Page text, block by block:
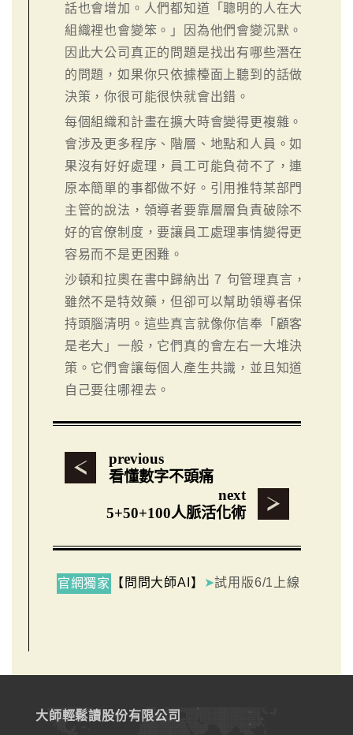
話也會增加。人們都知道「聰明的人在大
組織裡也會變笨。」因為他們會變沉默。
因此大公司真正的問題是找出有哪些潛在
的問題，如果你只依據檯面上聽到的話做
決策，你很可能很快就會出錯。
每個組織和計畫在擴大時會變得更複雜。
會涉及更多程序、階層、地點和人員。如
果沒有好好處理，員工可能負荷不了，連
原本簡單的事都做不好。引用推特某部門
主管的說法，領導者要靠層層負責破除不
好的官僚制度，要讓員工處理事情變得更
容易而不是更困難。
沙頓和拉奧在書中歸納出 7 句管理真言，
雖然不是特效藥，但卻可以幫助領導者保
持頭腦清明。這些真言就像你信奉「顧客
是老大」一般，它們真的會左右一大堆決
策。它們會讓每個人產生共識，並且知道
自己要往哪裡去。
previous
看懂數字不頭痛
next
5+50+100人脈活化術
官網獨家 【問問大師AI】 ➤試用版6/1上線
大師輕鬆讀股份有限公司